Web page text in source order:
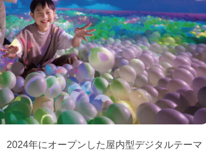
2024年にオープンした屋内型デジタルテーマ